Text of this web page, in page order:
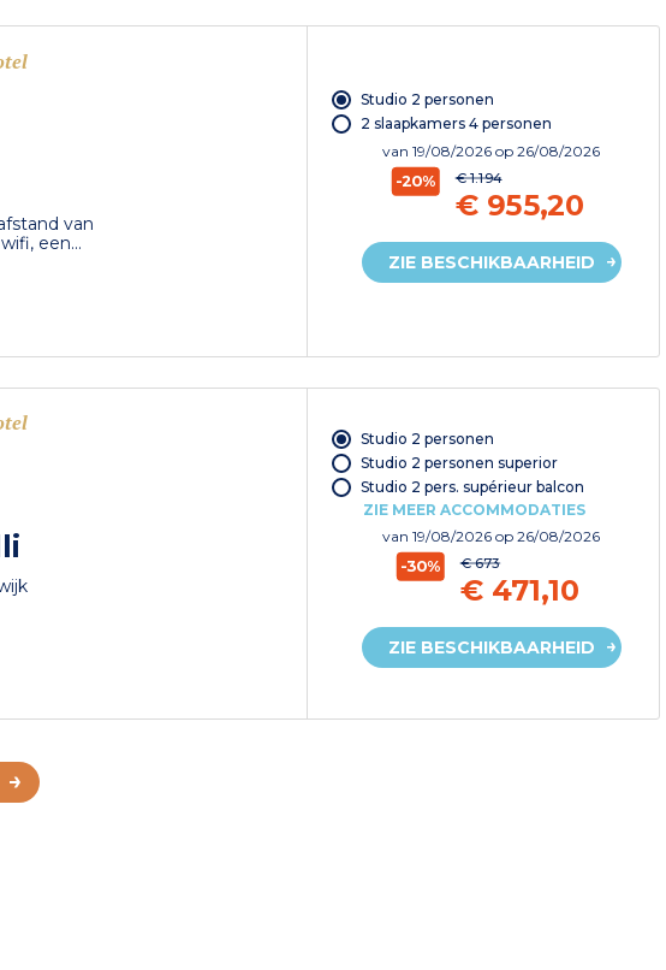
van
een...
Studio 2 personen
2 slaapkamers 4 personen
van19/08/2026op 26/08/2026
-20% € 1.194
€ 955,20
ZIE BESCHIKBAARHEID
Studio 2 personen
Studio 2 personen superior
Studio 2 pers. supérieur balcon
ZIE MEER ACCOMMODATIES
van19/08/2026op 26/08/2026
-30% € 673
€ 471,10
ZIE BESCHIKBAARHEID